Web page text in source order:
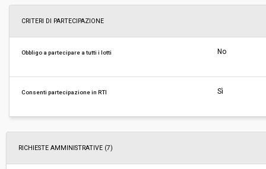
Data pubblicazione:
Svolgimento:
CARRARA, AULLA E MONTIGNOSO
CRITERI DI PARTECIPAZIONE
Obbligo a partecipare a tutti i lotti No
Consenti partecipazione in RTI Sì
RICHIESTE AMMINISTRATIVE (7)